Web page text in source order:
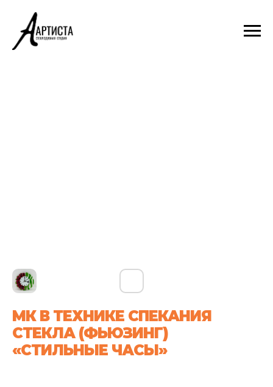
МК В ТЕХНИКЕ СПЕКАНИЯ
СТЕКЛА (ФЬЮЗИНГ)
«СТИЛЬНЫЕ ЧАСЫ»